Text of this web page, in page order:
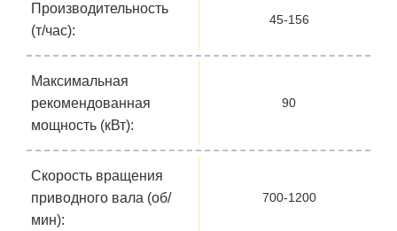
Производительность
(т/час):
45-156
Максимальная
рекомендованная
мощность (кВт):
90
Скорость вращения
приводного вала (об/
мин):
700-1200